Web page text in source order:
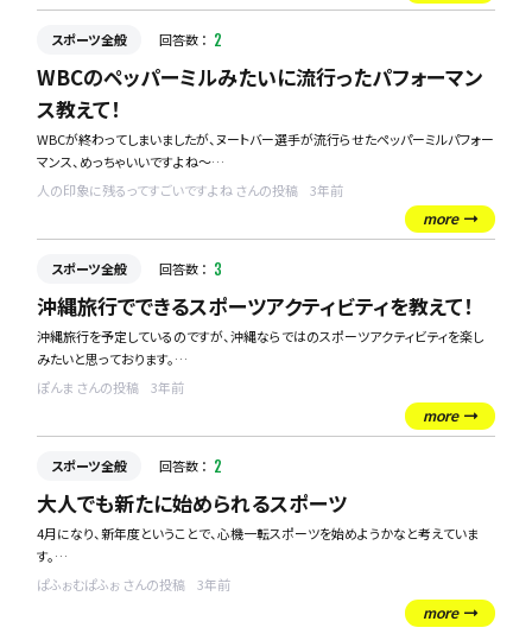
スポーツ全般 回答数 ： 2
WBCのペッパーミルみたいに流行ったパフォーマン
ス教えて！
WBCが終わってしまいましたが、ヌートバー選手が流行らせたペッパーミルパフォー
マンス、めっちゃいいですよね～
日本チームに一体感をもたらしてくれた功績は、今回の優勝に大きく貢献したので
今回のペッパーミルパフォーマンスのように、人々の印象に残るパフォーマンスって
どんなものがあるのでしょうか？
他のスポーツでもいいので教えてください！
人の印象に残るってすごいですよね さんの投稿
3年前
more
スポーツ全般 回答数 ： 3
沖縄旅行でできるスポーツアクティビティを教えて！
沖縄旅行を予定しているのですが、沖縄ならではのスポーツアクティビティを楽し
みたいと思っております。
折角なら沖縄の景色や土地をいかしたアクティビティを検討しています。
ぽんま さんの投稿
3年前
more
スポーツ全般 回答数 ： 2
大人でも新たに始められるスポーツ
4月になり、新年度ということで、心機一転スポーツを始めようかなと考えていま
す。
学生時代はずっとサッカーをしてきたのですが、大人になってからはほとんどスポ
ーツをしたり、身体を動かしたりなどもすることがなく、過ごしてきました。
ぱふぉむぱふぉ さんの投稿
3年前
more